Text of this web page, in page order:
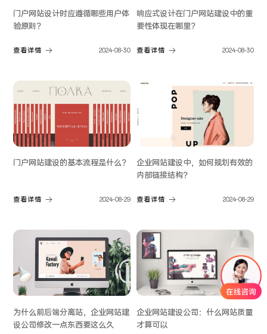
门户网站设计时应遵循哪些用户体
验原则？
查看详情 2024-08-30
响应式设计在门户网站建设中的重
要性体现在哪里？
查看详情 2024-08-30
门户网站建设的基本流程是什么？
查看详情 2024-08-29
企业网站建设中，如何规划有效的
内部链接结构？
查看详情 2024-08-29
为什么前后端分离站，企业网站建
设公司修改一点东西要这么久
企业网站建设公司：什么网站质量
才算可以